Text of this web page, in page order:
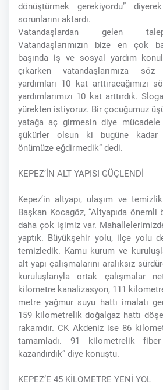
dönüştürmek gerekiyordu”
sorunlarını aktardı.
Vatandaşlardan gelen
Vatandaşlarımızın bize en çok
başında iş ve sosyal yardım
çıkarken vatandaşlarımıza
yardımları 10 kat arttıracağımızı
yardımlarımızı 10 kat arttırdık.
yürekten istiyoruz. Bir çocuğumuz
yatağa aç girmesin diye
şükürler olsun ki bugüne kadar
önümüze eğdirmedik” dedi.
KEPEZ’İN ALT YAPISI GÜÇLENDİ
Kepez’in altyapı, ulaşım ve
Başkan Kocagöz, “Altyapıda
daha çok işimiz var.
yaptık. Büyükşehir yolu, ilçe yolu
temizledik. Kamu kurum ve
alt yapı çalışmalarını aralıksız
kuruluşlarıyla ortak çalışmalar
kilometre kanalizasyon, 111
metre yağmur suyu hattı imalatı
159 kilometrelik doğalgaz hattı
rakamdır. CK Akdeniz ise 86
tamamladı. 91 kilometrelik fiber
kazandırdık” diye konuştu.
KEPEZ’E 45 KİLOMETRE YENİ YOL